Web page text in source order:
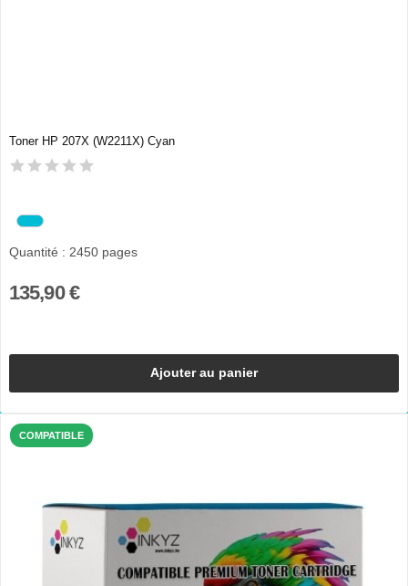
Toner HP 207X (W2211X) Cyan
Quantité : 2450 pages
135,90 €
Ajouter au panier
COMPATIBLE